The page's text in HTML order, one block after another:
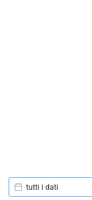
tutti i dati